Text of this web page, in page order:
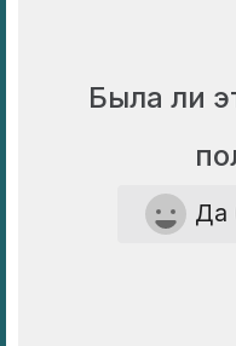
Была ли
Да